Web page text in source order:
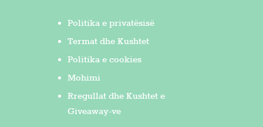
Politika e privatësisë
Termat dhe Kushtet
Politika e cookies
Mohimi
Rregullat dhe Kushtet e
Giveaway-ve